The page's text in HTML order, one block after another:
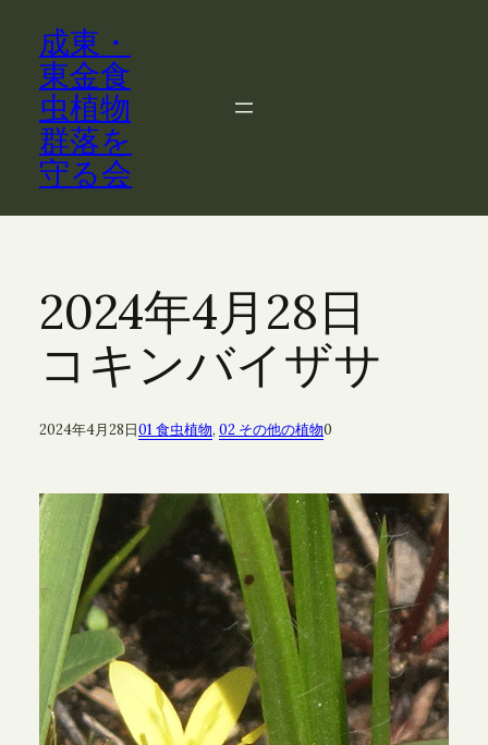
成東・
東金食
虫植物
群落を
守る会
2024年4月28日
コキンバイザサ
2024年4月28日01 食虫植物, 02 その他の植物0